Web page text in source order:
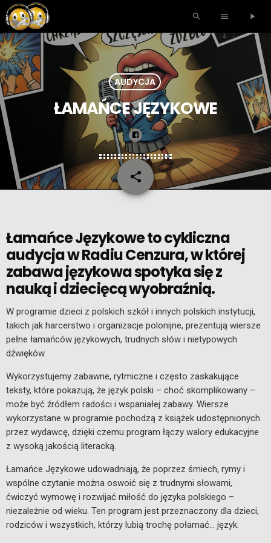
search menu play_arrow
AUDYCJA
ŁAMAŃCE JĘZYKOWE
share
email
Łamańce Językowe to cykliczna
audycja w Radiu Cenzura, w której
zabawa językowa spotyka się z
nauką i dziecięcą wyobraźnią.
W programie dzieci z polskich szkół i innych polskich instytucji,
takich jak harcerstwo i organizacje polonijne, prezentują wiersze
pełne łamańców językowych, trudnych słów i nietypowych
dźwięków.
Wykorzystujemy zabawne, rytmiczne i często zaskakujące
teksty, które pokazują, że język polski – choć skomplikowany –
może być źródłem radości i wspaniałej zabawy. Wiersze
wykorzystane w programie pochodzą z książek udostępnionych
przez wydawcę, dzięki czemu program łączy walory edukacyjne
z wysoką jakością literacką.
Łamańce Językowe udowadniają, że poprzez śmiech, rymy i
wspólne czytanie można oswoić się z trudnymi słowami,
ćwiczyć wymowę i rozwijać miłość do języka polskiego –
niezależnie od wieku. Ten program jest przeznaczony dla dzieci,
rodziców i wszystkich, którzy lubią trochę połamać… język.